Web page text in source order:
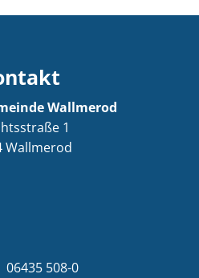
Wallmerod
1
Wallmerod
06435 508-0